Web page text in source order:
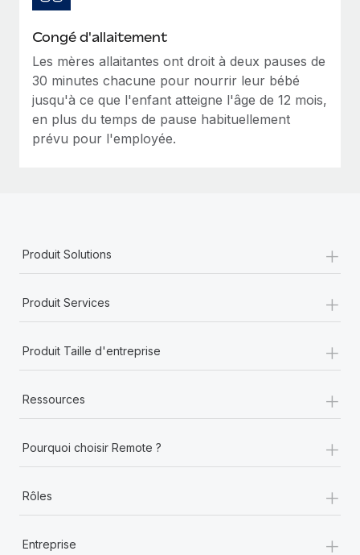
Congé d'allaitement
Les mères allaitantes ont droit à deux pauses de
30 minutes chacune pour nourrir leur bébé
jusqu'à ce que l'enfant atteigne l'âge de 12 mois,
en plus du temps de pause habituellement
prévu pour l'employée.
Produit Solutions +
Produit Services +
Produit Taille d'entreprise +
Ressources +
Pourquoi choisir Remote ? +
Rôles +
Entreprise +